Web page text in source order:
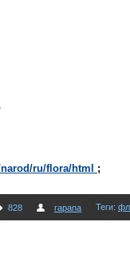
ru/flora/html ;
828 rapana Теги: